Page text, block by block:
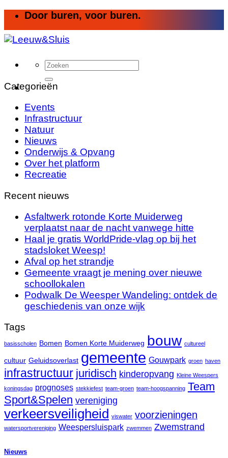
Ga
inhoud
Door buren, voor buren.
Categorieën
Events
Infrastructuur
Natuur
Nieuws
Onderwijs & Opvang
Over het platform
Recreatie
Recent nieuws
Asfaltwerk rotonde Korte Muiderweg
verplaatst naar de nacht vanwege hitte
Haal je gratis WorldPride-vlag op bij het
stadsloket Weesp!
Afval op het strandje
Gemeente vraagt je mening over nieuwe
schoollokalen
Podwalk De Weesper Wandeling: ontdek de
geschiedenis van onze wijk
Tags
basisscholen Bomen Bomen Korte Muiderweg bouw cultureel
cultuur Geluidsoverlast gemeente Gouwpark groen haven
infrastructuur juridisch kinderopvang Kleine Weespers
koningsdag prognoses stekkiefest team-groen team-hoogspanning Team
Sport&Spelen vereniging
verkeersveiligheid viswater voorzieningen
watersportvereniging Weespersluispark zwemmen Zwemstrand
Nieuws